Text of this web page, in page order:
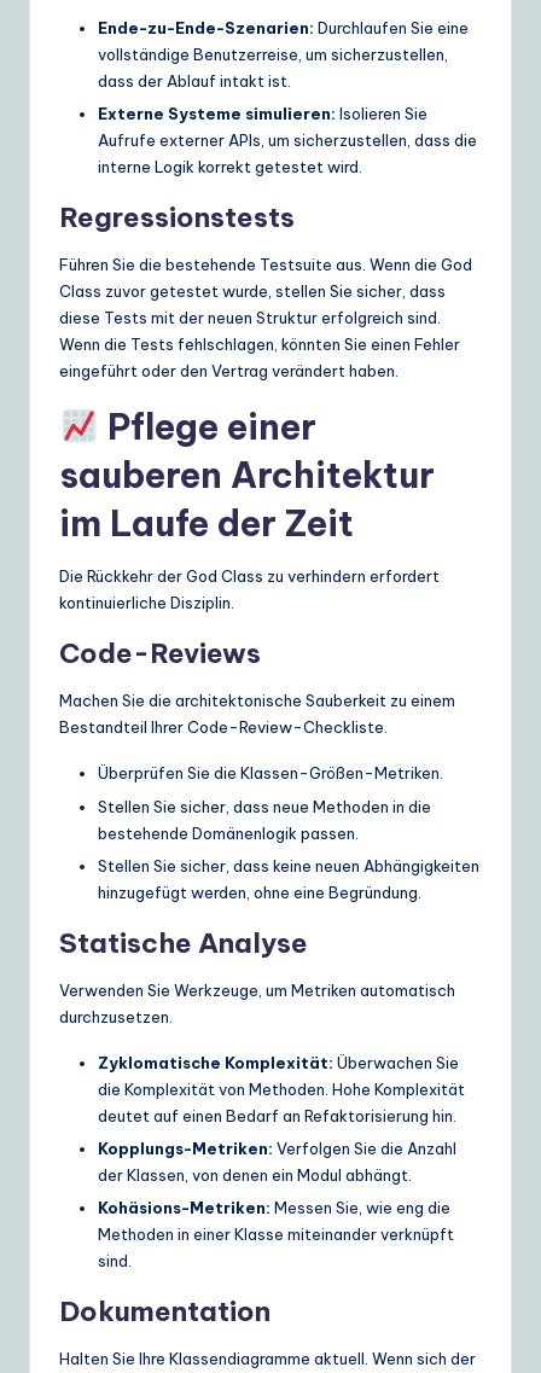
Ende-zu-Ende-Szenarien: Durchlaufen Sie eine
vollständige Benutzerreise, um sicherzustellen,
dass der Ablauf intakt ist.
Externe Systeme simulieren: Isolieren Sie
Aufrufe externer APIs, um sicherzustellen, dass die
interne Logik korrekt getestet wird.
Regressionstests
Führen Sie die bestehende Testsuite aus. Wenn die God
Class zuvor getestet wurde, stellen Sie sicher, dass
diese Tests mit der neuen Struktur erfolgreich sind.
Wenn die Tests fehlschlagen, könnten Sie einen Fehler
eingeführt oder den Vertrag verändert haben.
Pflege einer
sauberen Architektur
im Laufe der Zeit
Die Rückkehr der God Class zu verhindern erfordert
kontinuierliche Disziplin.
Code-Reviews
Machen Sie die architektonische Sauberkeit zu einem
Bestandteil Ihrer Code-Review-Checkliste.
Überprüfen Sie die Klassen-Größen-Metriken.
Stellen Sie sicher, dass neue Methoden in die
bestehende Domänenlogik passen.
Stellen Sie sicher, dass keine neuen Abhängigkeiten
hinzugefügt werden, ohne eine Begründung.
Statische Analyse
Verwenden Sie Werkzeuge, um Metriken automatisch
durchzusetzen.
Zyklomatische Komplexität: Überwachen Sie
die Komplexität von Methoden. Hohe Komplexität
deutet auf einen Bedarf an Refaktorisierung hin.
Kopplungs-Metriken: Verfolgen Sie die Anzahl
der Klassen, von denen ein Modul abhängt.
Kohäsions-Metriken: Messen Sie, wie eng die
Methoden in einer Klasse miteinander verknüpft
sind.
Dokumentation
Halten Sie Ihre Klassendiagramme aktuell. Wenn sich der